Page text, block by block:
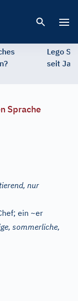
Lego
seit
Sprache
nur
ein ~er
sommerliche,